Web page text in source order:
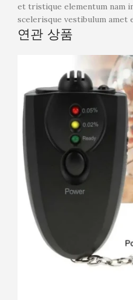
et tristique elementum nam
scelerisque vestibulum amet
연관 상품